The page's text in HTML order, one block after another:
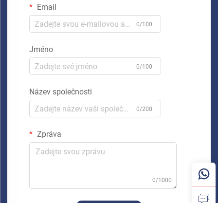
Email
0/100
Jméno
0/100
Název společnosti
0/200
Zpráva
0/1000